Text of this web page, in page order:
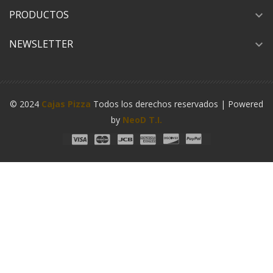
PRODUCTOS expand_more
NEWSLETTER expand_more
© 2024 Cajas Pizza Todos los derechos reservados | Powered
by NeoD T.I.